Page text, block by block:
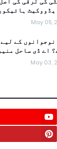
May 05,
نوجوانوں کے
اے ڈی ساحل
May 03,